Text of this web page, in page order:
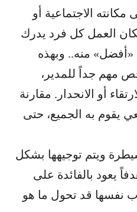
مكانته الاجتماعية أو
العمل كل فرد يدرك
«أفضل» منه.. وبهذه
مهم جداً للمدير،
أو الانحدار. مقارنة
يقوم به الجميع، حتى
ويتم توجيهها بشكل
يعود بالفائدة على
نفسها قد تحول ما هو